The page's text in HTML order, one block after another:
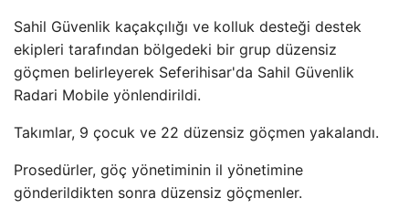
Sahil Güvenlik kaçakçılığı ve kolluk desteği destek
ekipleri tarafından bölgedeki bir grup düzensiz
göçmen belirleyerek Seferihisar'da Sahil Güvenlik
Radari Mobile yönlendirildi.
Takımlar, 9 çocuk ve 22 düzensiz göçmen yakalandı.
Prosedürler, göç yönetiminin il yönetimine
gönderildikten sonra düzensiz göçmenler.